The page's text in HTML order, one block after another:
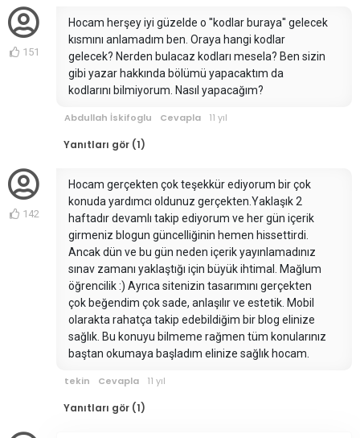
151
Hocam herşey iyi güzelde o ''kodlar buraya'' gelecek
kısmını anlamadım ben. Oraya hangi kodlar
gelecek? Nerden bulacaz kodları mesela? Ben sizin
gibi yazar hakkında bölümü yapacaktım da
kodlarını bilmiyorum. Nasıl yapacağım?
Abdullah İskifoglu Cevapla 11 yıl
Yanıtları gör (1)
142
Hocam gerçekten çok teşekkür ediyorum bir çok
konuda yardımcı oldunuz gerçekten.Yaklaşık 2
haftadır devamlı takip ediyorum ve her gün içerik
girmeniz blogun güncelliğinin hemen hissettirdi.
Ancak dün ve bu gün neden içerik yayınlamadınız
sınav zamanı yaklaştığı için büyük ihtimal. Mağlum
öğrencilik :) Ayrıca sitenizin tasarımını gerçekten
çok beğendim çok sade, anlaşılır ve estetik. Mobil
olarakta rahatça takip edebildiğim bir blog elinize
sağlık. Bu konuyu bilmeme rağmen tüm konularınız
baştan okumaya başladım elinize sağlık hocam.
tekin Cevapla 11 yıl
Yanıtları gör (1)